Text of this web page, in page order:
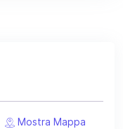
Mostra Mappa